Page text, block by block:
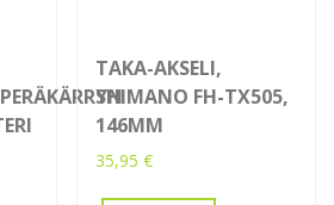
TAKA-AKSELI,
SHIMANO FH-TX505,
146MM
35,95€